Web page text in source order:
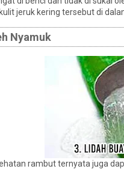
jeruk kering tersebut di
Nyamuk
rambut ternyata juga